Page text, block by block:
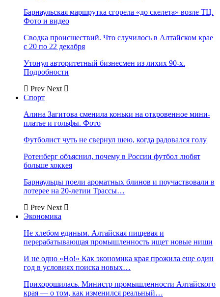
Барнаульская маршрутка сгорела «до скелета» возле ТЦ.
Фото и видео
Сводка происшествий. Что случилось в Алтайском крае
с 20 по 22 декабря
Утонул авторитетный бизнесмен из лихих 90-х.
Подробности
Prev Next
Спорт
Алина Загитова сменила коньки на откровенное мини-
платье и гольфы. Фото
Футболист чуть не свернул шею, когда радовался голу
Ротенберг объяснил, почему в России футбол любят
больше хоккея
Барнаульцы поели ароматных блинов и поучаствовали в
лотерее на 20-летии Трассы…
Prev Next
Экономика
Не хлебом единым. Алтайская пищевая и
перерабатывающая промышленность ищет новые ниши
И не одно «Но!» Как экономика края прожила еще один
год в условиях поиска новых…
Прихорошилась. Министр промышленности Алтайского
края — о том, как изменился реальный…